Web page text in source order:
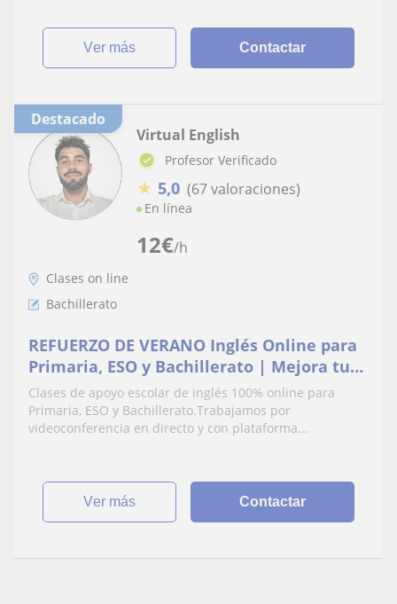
ver más Contactar
Destacado
12€/h
Virtual English
Profesor Verificado
★ 5,0 (67 valoraciones)
En línea
Clases on line
Bachillerato
REFUERZO DE VERANO Inglés Online para
Primaria, ESO y Bachillerato | Mejora tus
Notas
Clases de apoyo escolar de inglés 100% online para
Primaria, ESO y Bachillerato.Trabajamos por
videoconferencia en directo y con plataforma...
ver más Contactar